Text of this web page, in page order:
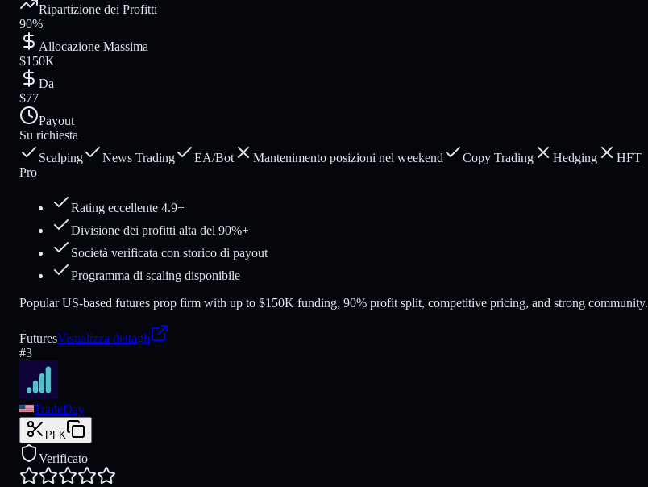
Ripartizione dei Profitti
90%
Allocazione Massima
$150K
Da
$77
Payout
Su richiesta
Scalping
News Trading EA/Bot Mantenimento posizioni nel weekend Copy Trading Hedging
HFT
Pro
Rating eccellente 4.9+
Divisione dei profitti alta del 90%+
Società verificata con storico di payout
Programma di scaling disponibile
Popular US-based futures prop firm with up to $150K funding, 90% profit split, competitive pricing, and strong community.
FuturesVisualizza dettagli
#3
TradeDay
PFK
Verificato